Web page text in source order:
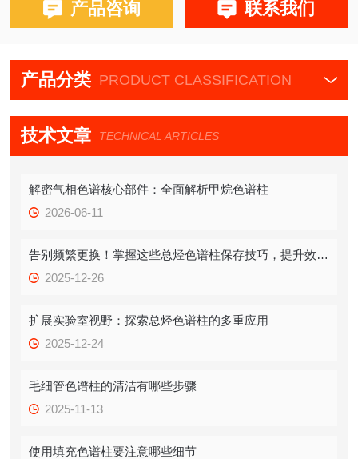
产品咨询 联系我们
产品分类 PRODUCT CLASSIFICATION
技术文章 TECHNICAL ARTICLES
解密气相色谱核心部件：全面解析甲烷色谱柱
2026-06-11
告别频繁更换！掌握这些总烃色谱柱保存技巧，提升效率！
2025-12-26
扩展实验室视野：探索总烃色谱柱的多重应用
2025-12-24
毛细管色谱柱的清洁有哪些步骤
2025-11-13
使用填充色谱柱要注意哪些细节